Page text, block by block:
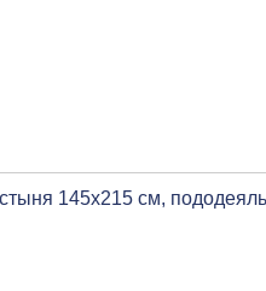
145х215 см,